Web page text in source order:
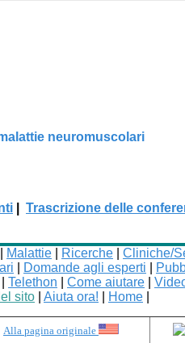
neuromuscolari
Trascrizione delle
Malattie Ricerche Cliniche/
Domande agli esperti
Telethon Come aiutare
sito
Aiuta ora! Home
Alla pagina originale